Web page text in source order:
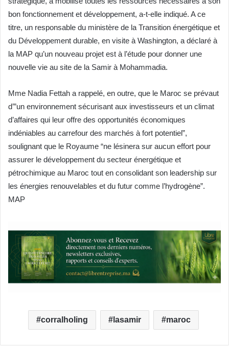
bon fonctionnement et développement, a-t-elle indiqué. A ce
titre, un responsable du ministère de la Transition énergétique et
du Développement durable, en visite à Washington, a déclaré à
la MAP qu’un nouveau projet est à l’étude pour donner une
nouvelle vie au site de la Samir à Mohammadia.
Mme Nadia Fettah a rappelé, en outre, que le Maroc se prévaut
d’”un environnement sécurisant aux investisseurs et un climat
d’affaires qui leur offre des opportunités économiques
indéniables au carrefour des marchés à fort potentiel”,
soulignant que le Royaume “ne lésinera sur aucun effort pour
assurer le développement du secteur énergétique et
pétrochimique au Maroc tout en consolidant son leadership sur
les énergies renouvelables et du futur comme l’hydrogène”.
MAP
corralholing lasamir maroc